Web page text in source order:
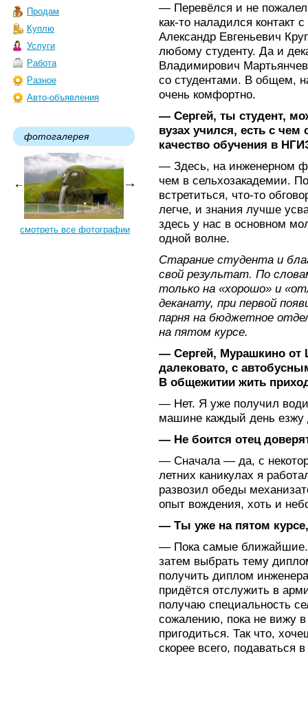
Продам
Куплю
Услуги
Работа
Разное
Авто-объявления
фотогалерея
смотреть все фотографии
— Перевёлся и не
как-то наладился контакт
Александр Евгеньевич
любому студенту. Да и
Владимирович
со студентами. В общем,
очень комфортно.
— Сергей, ты студент,
вузах учился, есть с
качество обучения в
— Здесь, на инженерном
чем в сельхозакадемии.
встретиться, что-то
легче, и знания лучше
здесь у нас в основном
одной волне.
Старание студента и
свой результат. По
только на «хорошо» и
деканату, при первой
парня на бюджетное
на пятом курсе.
— Сергей, Мурашкино от
далековато, с
В общежитии жить
— Нет. Я уже получил
машине каждый день езжу
— Не боится отец
— Сначала — да, с
летних каникулах я
развозил обеды
опыт вождения, хоть и
— Ты уже на пятом
— Пока самые
затем выбрать тему
получить диплом
придётся отслужить в
получаю специальность
сожалению, пока не вижу
пригодиться. Так что,
скорее всего, подаваться